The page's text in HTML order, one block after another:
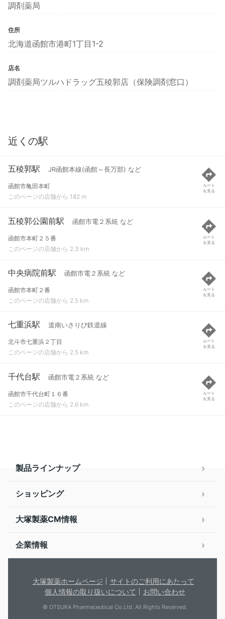
調剤薬局
住所
北海道函館市港町1丁目1-2
店名
調剤薬局ツルハドラッグ五稜郭店（保険調剤窓口）
近くの駅
五稜郭駅 JR函館本線(函館～長万部) など
函館市亀田本町
このページの店舗から 182 m
ルート
を見る
五稜郭公園前駅 函館市電２系統 など
函館市本町２５番
このページの店舗から 2.3 km
ルート
を見る
中央病院前駅 函館市電２系統 など
函館市本町２番
このページの店舗から 2.5 km
ルート
を見る
七重浜駅 道南いさりび鉄道線
北斗市七重浜２丁目
このページの店舗から 2.5 km
ルート
を見る
千代台駅 函館市電２系統 など
函館市千代台町１６番
このページの店舗から 2.6 km
ルート
を見る
製品ラインナップ
ショッピング
大塚製薬CM情報
企業情報
大塚製薬ホームページ
サイトのご利用にあたって
個人情報の取り扱いについて
お問い合わせ
© OTSUKA Pharmaceutical Co.Ltd. All Rights Reserved.